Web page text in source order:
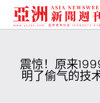
震惊！原来
明了偷气的技